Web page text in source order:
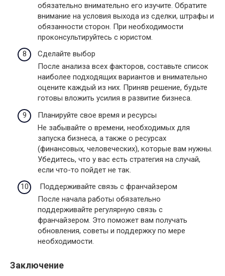
обязательно внимательно его изучите. Обратите
внимание на условия выхода из сделки, штрафы и
обязанности сторон. При необходимости
проконсультируйтесь с юристом.
Сделайте выбор
После анализа всех факторов, составьте список
наиболее подходящих вариантов и внимательно
оцените каждый из них. Приняв решение, будьте
готовы вложить усилия в развитие бизнеса.
Планируйте свое время и ресурсы
Не забывайте о времени, необходимых для
запуска бизнеса, а также о ресурсах
(финансовых, человеческих), которые вам нужны.
Убедитесь, что у вас есть стратегия на случай,
если что-то пойдет не так.
Поддерживайте связь с франчайзером
После начала работы обязательно
поддерживайте регулярную связь с
франчайзером. Это поможет вам получать
обновления, советы и поддержку по мере
необходимости.
Заключение